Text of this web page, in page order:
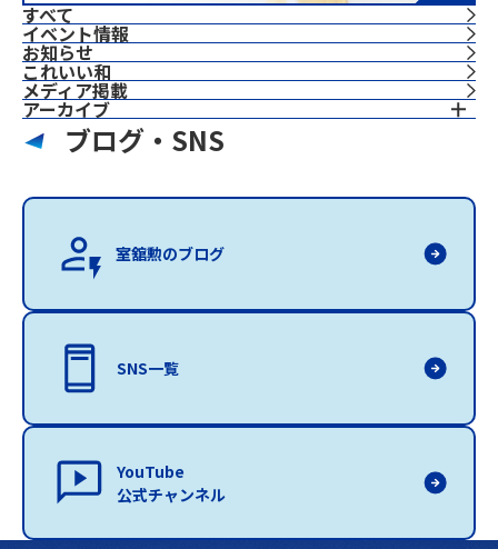
すべて
イベント情報
お知らせ
これいい和
⁨⁩メディア掲載
アーカイブ
ブログ・SNS
室舘勲のブログ
SNS一覧
YouTube
公式チャンネル